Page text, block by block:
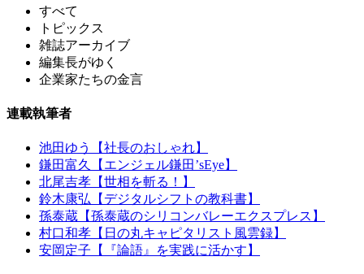
すべて
トピックス
雑誌アーカイブ
編集長がゆく
企業家たちの金言
連載執筆者
池田ゆう【社長のおしゃれ】
鎌田富久【エンジェル鎌田’sEye】
北尾吉孝【世相を斬る！】
鈴木康弘【デジタルシフトの教科書】
孫泰蔵【孫泰蔵のシリコンバレーエクスプレス】
村口和孝【日の丸キャピタリスト風雲録】
安岡定子【『論語』を実践に活かす】